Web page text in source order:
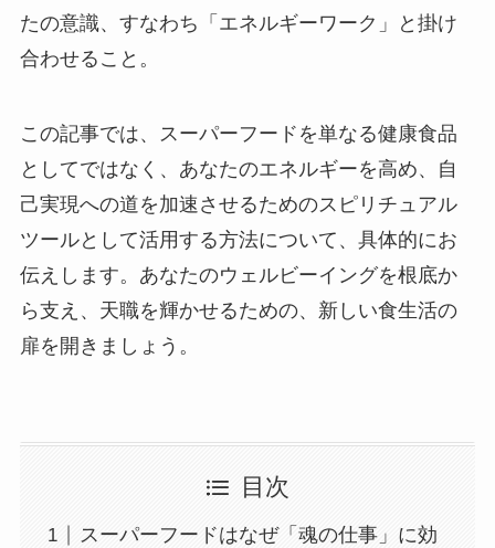
たの意識、すなわち「エネルギーワーク」と掛け
合わせること。
この記事では、スーパーフードを単なる健康食品
としてではなく、あなたのエネルギーを高め、自
己実現への道を加速させるためのスピリチュアル
ツールとして活用する方法について、具体的にお
伝えします。あなたのウェルビーイングを根底か
ら支え、天職を輝かせるための、新しい食生活の
扉を開きましょう。
目次
スーパーフードはなぜ「魂の仕事」に効